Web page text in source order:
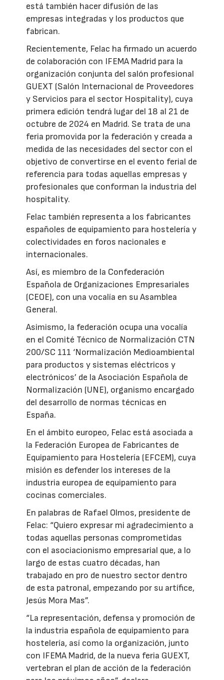
está también hacer difusión de las
empresas integradas y los productos que
fabrican.
Recientemente, Felac ha firmado un acuerdo
de colaboración con IFEMA Madrid para la
organización conjunta del salón profesional
GUEXT (Salón Internacional de Proveedores
y Servicios para el sector Hospitality), cuya
primera edición tendrá lugar del 18 al 21 de
octubre de 2024 en Madrid. Se trata de una
feria promovida por la federación y creada a
medida de las necesidades del sector con el
objetivo de convertirse en el evento ferial de
referencia para todas aquellas empresas y
profesionales que conforman la industria del
hospitality.
Felac también representa a los fabricantes
españoles de equipamiento para hostelería y
colectividades en foros nacionales e
internacionales.
Así, es miembro de la Confederación
Española de Organizaciones Empresariales
(CEOE), con una vocalía en su Asamblea
General.
Asimismo, la federación ocupa una vocalía
en el Comité Técnico de Normalización CTN
200/SC 111 ‘Normalización Medioambiental
para productos y sistemas eléctricos y
electrónicos’ de la Asociación Española de
Normalización (UNE), organismo encargado
del desarrollo de normas técnicas en
España.
En el ámbito europeo, Felac está asociada a
la Federación Europea de Fabricantes de
Equipamiento para Hostelería (EFCEM), cuya
misión es defender los intereses de la
industria europea de equipamiento para
cocinas comerciales.
En palabras de Rafael Olmos, presidente de
Felac: “Quiero expresar mi agradecimiento a
todas aquellas personas comprometidas
con el asociacionismo empresarial que, a lo
largo de estas cuatro décadas, han
trabajado en pro de nuestro sector dentro
de esta patronal, empezando por su artífice,
Jesús Mora Mas”.
“La representación, defensa y promoción de
la industria española de equipamiento para
hostelería, así como la organización, junto
con IFEMA Madrid, de la nueva feria GUEXT,
vertebran el plan de acción de la federación